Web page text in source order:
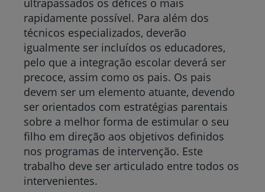
ultrapassados os défices o mais
rapidamente possível. Para além dos
técnicos especializados, deverão
igualmente ser incluídos os educadores,
pelo que a integração escolar deverá ser
precoce, assim como os pais. Os pais
devem ser um elemento atuante, devendo
ser orientados com estratégias parentais
sobre a melhor forma de estimular o seu
filho em direção aos objetivos definidos
nos programas de intervenção. Este
trabalho deve ser articulado entre todos os
intervenientes.